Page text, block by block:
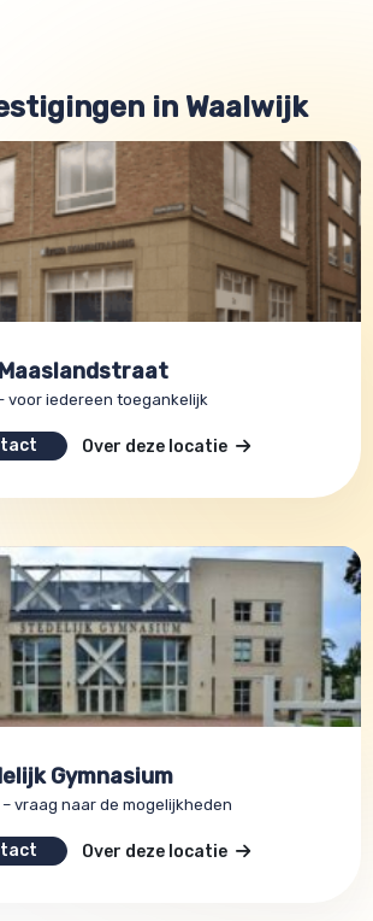
in Waalwijk
voor iedereen toegankelijk
Over deze locatie
Gymnasium
vraag naar de mogelijkheden
Over deze locatie